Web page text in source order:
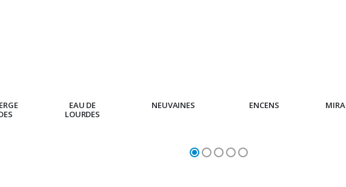
EAU DE
LOURDES
NEUVAINES ENCENS